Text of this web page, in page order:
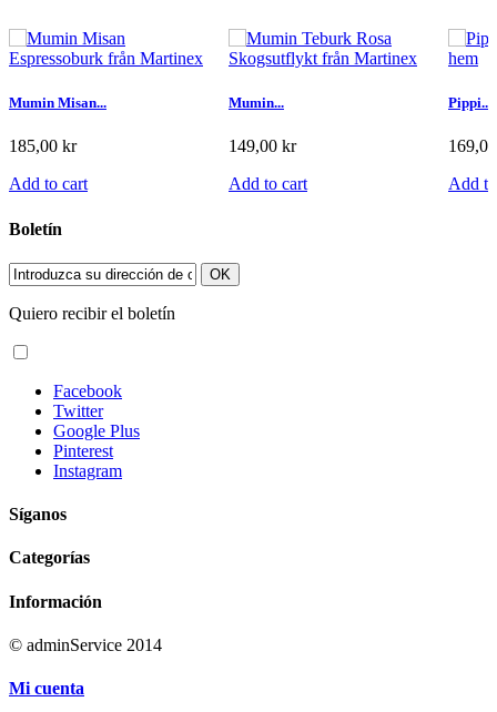
Mumin Misan...
185,00 kr
Add to cart
Mumin...
149,00 kr
Add to cart
Pippi...
Add
Boletín
OK
Quiero recibir el boletín
Facebook
Twitter
Google Plus
Pinterest
Instagram
Síganos
Categorías
Información
© adminService 2014
Mi cuenta